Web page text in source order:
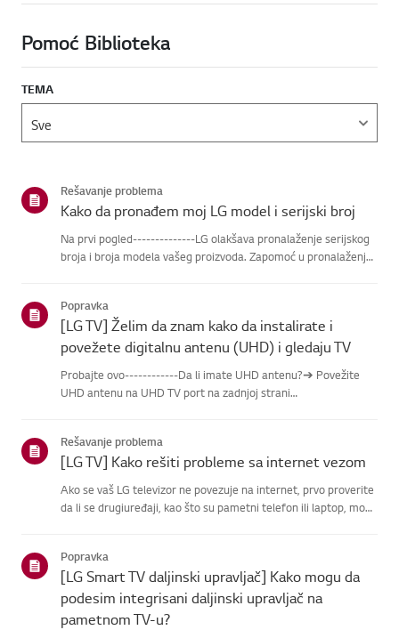
Pomoć Biblioteka
TEMA
Rešavanje problema
Kako da pronađem moj LG model i serijski broj
Na prvi pogled--------------LG olakšava pronalaženje serijskog
broja i broja modela vašeg proizvoda. Zapomoć u pronalaženju
Popravka
[LG TV] Želim da znam kako da instalirate i
povežete digitalnu antenu (UHD) i gledaju TV
Probajte ovo------------Da li imate UHD antenu?➔ Povežite
UHD antenu na UHD TV port na zadnjoj strani
UHD signal i povežit...
Rešavanje problema
[LG TV] Kako rešiti probleme sa internet vezom
Ako se vaš LG televizor ne povezuje na internet, prvo proverite
da li se drugiuređaji, kao što su pametni telefon ili laptop, mogu
Popravka
[LG Smart TV daljinski upravljač] Kako mogu da
podesim integrisani daljinski upravljač na
pametnom TV-u?